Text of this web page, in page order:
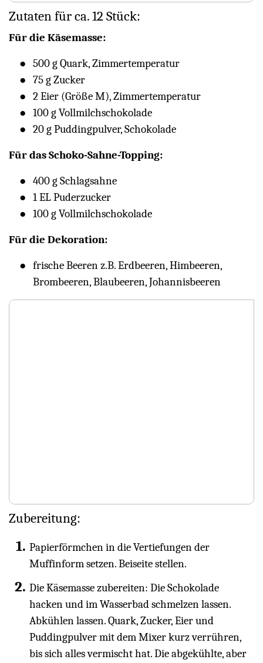
Zutaten für ca. 12 Stück:
Für die Käsemasse:
500 g Quark, Zimmertemperatur
75 g Zucker
2 Eier (Größe M), Zimmertemperatur
100 g Vollmilchschokolade
20 g Puddingpulver, Schokolade
Für das Schoko-Sahne-Topping:
400 g Schlagsahne
1 EL Puderzucker
100 g Vollmilchschokolade
Für die Dekoration:
frische Beeren z.B. Erdbeeren, Himbeeren,
Brombeeren, Blaubeeren, Johannisbeeren
Zubereitung:
Papierförmchen in die Vertiefungen der
Muffinform setzen. Beiseite stellen.
Die Käsemasse zubereiten: Die Schokolade
hacken und im Wasserbad schmelzen lassen.
Abkühlen lassen. Quark, Zucker, Eier und
Puddingpulver mit dem Mixer kurz verrühren,
bis sich alles vermischt hat. Die abgekühlte, aber